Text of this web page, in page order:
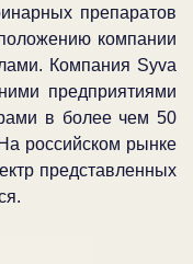
препаратов
компании
Компания Syva
предприятиями
в более чем 50
российском рынке
представленных